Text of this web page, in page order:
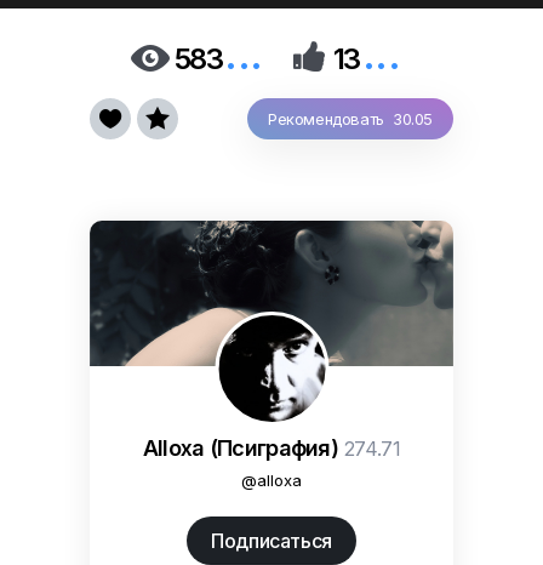
 583...  13...
Рекомендовать 30.05
 
Alloxa (Псиграфия) 274.71
@alloxa
Подписаться